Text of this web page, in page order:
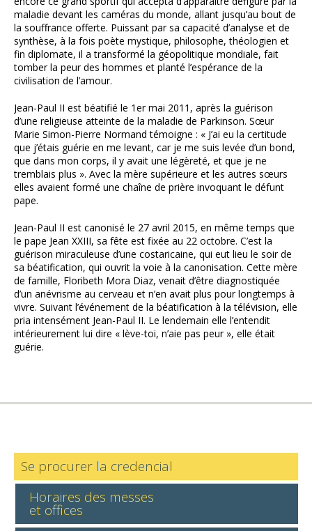
maladie devant les caméras du monde, allant jusqu’au bout de
la souffrance offerte. Puissant par sa capacité d’analyse et de
synthèse, à la fois poète mystique, philosophe, théologien et
fin diplomate, il a transformé la géopolitique mondiale, fait
tomber la peur des hommes et planté l’espérance de la
civilisation de l’amour.
Jean-Paul II est béatifié le 1er mai 2011, après la guérison
d’une religieuse atteinte de la maladie de Parkinson. Sœur
Marie Simon-Pierre Normand témoigne : « J’ai eu la certitude
que j’étais guérie en me levant, car je me suis levée d’un bond,
que dans mon corps, il y avait une légèreté, et que je ne
tremblais plus ». Avec la mère supérieure et les autres sœurs
elles avaient formé une chaîne de prière invoquant le défunt
pape.
Jean-Paul II est canonisé le 27 avril 2015, en même temps que
le pape Jean XXIII, sa fête est fixée au 22 octobre. C’est la
guérison miraculeuse d’une costaricaine, qui eut lieu le soir de
sa béatification, qui ouvrit la voie à la canonisation. Cette mère
de famille, Floribeth Mora Diaz, venait d’être diagnostiquée
d’un anévrisme au cerveau et n’en avait plus pour longtemps à
vivre. Suivant l’événement de la béatification à la télévision, elle
pria intensément Jean-Paul II. Le lendemain elle l’entendit
intérieurement lui dire « lève-toi, n’aie pas peur », elle était
guérie.
Se procurer la credencial
Horaires des messes
et offices